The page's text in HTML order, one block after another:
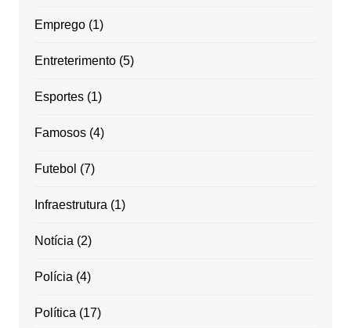
Emprego(1)
Entreterimento(5)
Esportes(1)
Famosos(4)
Futebol (7)
Infraestrutura (1)
Notícia (2)
Polícia (4)
Política (17)